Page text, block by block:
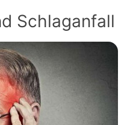
Schlaganfall